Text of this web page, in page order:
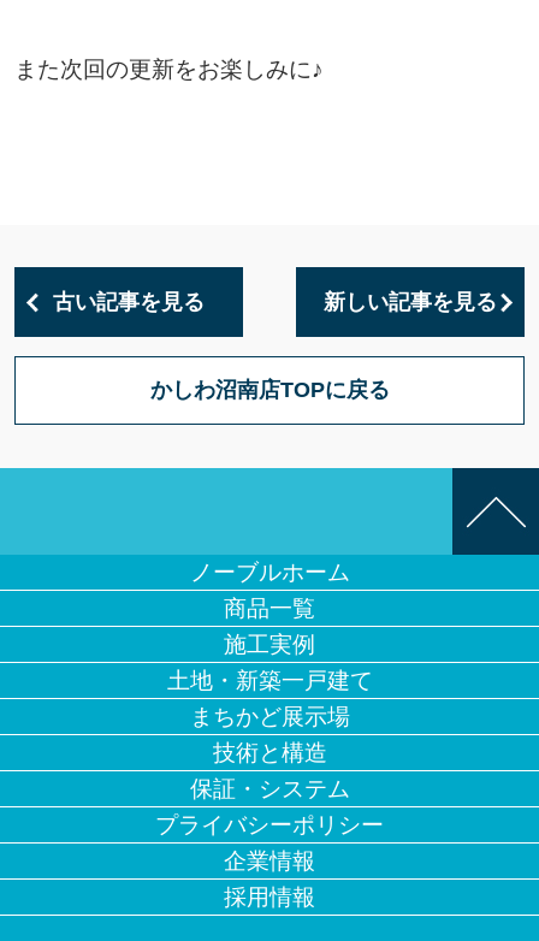
また次回の更新をお楽しみに♪
古い記事を見る 新しい記事を見る
かしわ沼南店TOPに戻る
ノーブルホーム
商品一覧
施工実例
土地・新築一戸建て
まちかど展示場
技術と構造
保証・システム
プライバシーポリシー
企業情報
採用情報